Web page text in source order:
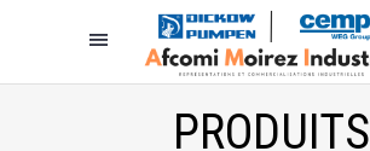
PRODUITS